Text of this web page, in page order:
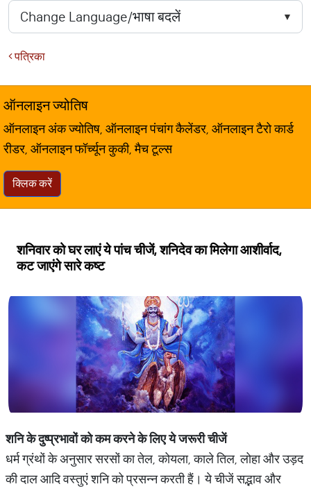
पत्रिका
ऑनलाइन ज्योतिष
ऑनलाइन अंक ज्योतिष, ऑनलाइन पंचांग कैलेंडर, ऑनलाइन टैरो कार्ड
रीडर, ऑनलाइन फॉर्च्यून कुकी, मैच टूल्स
क्लिक करें
शनिवार को घर लाएं ये पांच चीजें, शनिदेव का मिलेगा आशीर्वाद,
कट जाएंगे सारे कष्ट
शनिकेदुष्प्रभावोंकोकमकरनेकेलिएयेजरूरीचीजें
धर्म ग्रंथों के अनुसार सरसों का तेल, कोयला, काले तिल, लोहा और उड़द
की दाल आदि वस्तुएं शनि को प्रसन्न करती हैं। ये चीजें सद्भाव और